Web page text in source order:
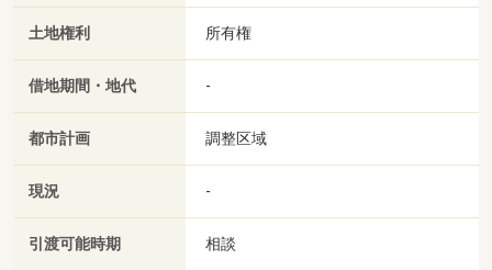
土地権利 所有権
借地期間・地代 -
都市計画 調整区域
現況 -
引渡可能時期 相談